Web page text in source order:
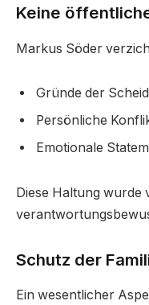
Keine
Markus Söder
Gründe der
Persönliche
Emotionale
Diese Haltung wurde
Schutz der
Ein wesentlicher